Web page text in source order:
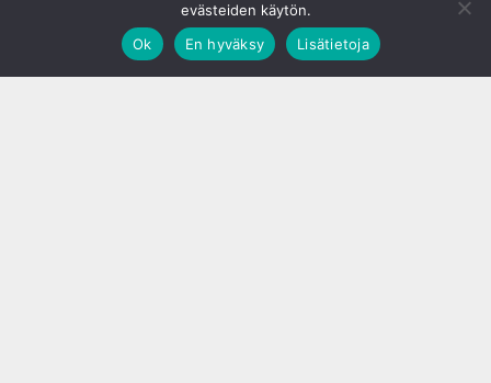
evästeiden käytön.
Ok
En hyväksy Lisätietoja